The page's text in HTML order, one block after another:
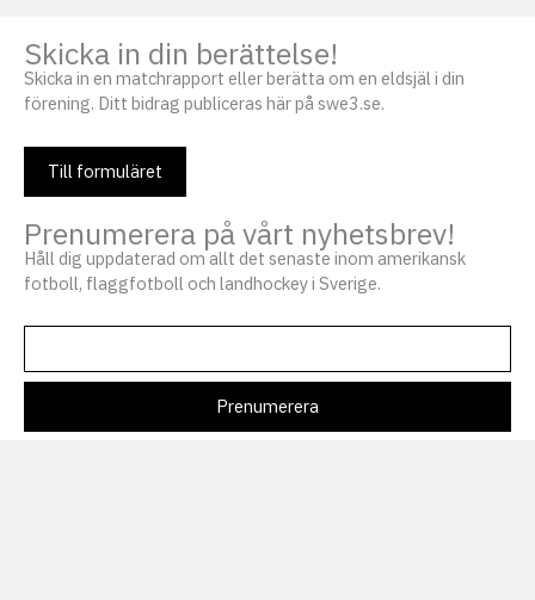
Skicka in din berättelse!
Skicka in en matchrapport eller berätta om en eldsjäl i din
förening. Ditt bidrag publiceras här på swe3.se.
Till formuläret
Prenumerera på vårt nyhetsbrev!
Håll dig uppdaterad om allt det senaste inom amerikansk
fotboll, flaggfotboll och landhockey i Sverige.